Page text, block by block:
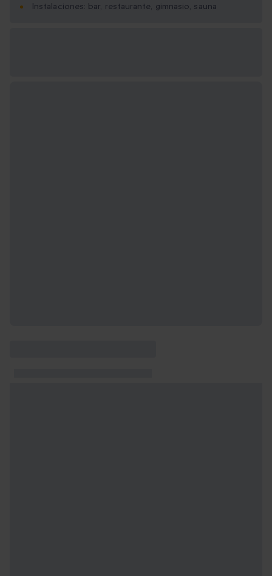
Instalaciones: bar, restaurante, gimnasio, sauna